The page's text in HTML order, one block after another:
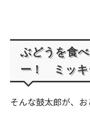
ぶどうを食
ー！ ミッキ
そんな鼓太郎が、